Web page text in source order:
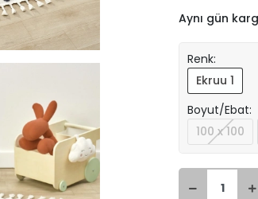
Aynı gün
Renk:
Ekruu 1
Boyut/Ebat:
100 x 100